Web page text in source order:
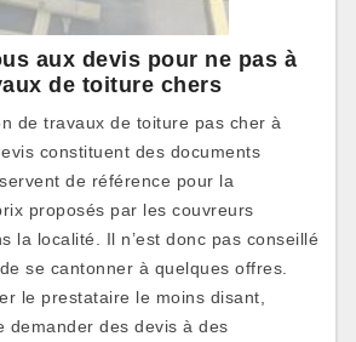
aux devis pour ne pas à
de toiture chers
de travaux de toiture pas cher à
constituent des documents
de référence pour la
proposés par les couvreurs
la localité. Il n’est donc pas conseillé
se cantonner à quelques offres.
le prestataire le moins disant,
demander des devis à des